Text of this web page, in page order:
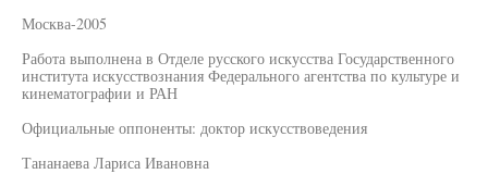
Москва-2005
Работа выполнена в Отделе русского искусства Государственного
института искусствознания Федерального агентства по культуре и
кинематографии и РАН
Официальные оппоненты: доктор искусствоведения
Тананаева Лариса Ивановна